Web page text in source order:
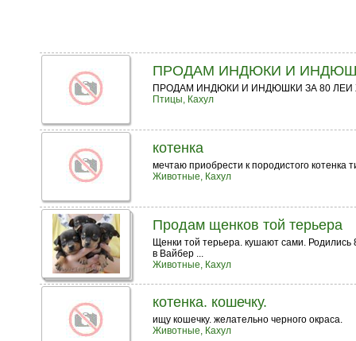
ПРОДАМ ИНДЮКИ И
ПРОДАМ ИНДЮКИ И ИНДЮШКИ ЗА 80 ЛЕИ
Птицы, Кахул
котенка
мечтаю приобрести к породистого
Животные, Кахул
Продам щенков той терьера
Щенки той терьера. кушают сами.
в Вайбер ...
Животные, Кахул
котенка. кошечку.
ищу кошечку. желательно черного окраса.
Животные, Кахул